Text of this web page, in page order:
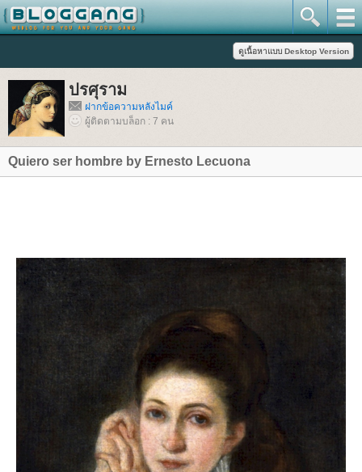
ปรศุราม
ฝากข้อความหลังไมค์
ผู้ติดตามบล็อก : 7 คน
Quiero ser hombre by Ernesto Lecuona